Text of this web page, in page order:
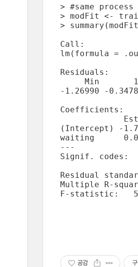
> #same
> modFit <-
>
Call:
lm(formula =
Residuals:
Min
-1.26990 -
Coefficients:
(Intercept) -
waiting
---
Signif. codes:
Residual
Multiple R-squared:  0.8032,
F-statistic:
공감